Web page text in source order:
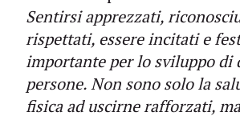
Sentirsi apprezzati,
rispettati, essere incitati e
importante per lo sviluppo di
persone. Non sono solo la
fisica ad uscirne rafforzati,